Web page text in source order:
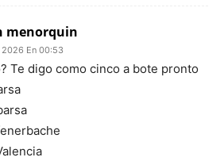
menorquin
En 00:53
Te digo como cinco a bote pronto